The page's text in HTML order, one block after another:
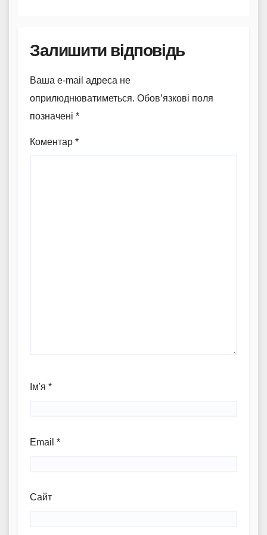
Залишити відповідь
Ваша e-mail адреса не
оприлюднюватиметься. Обов’язкові поля
позначені *
Коментар *
Ім'я *
Email *
Сайт